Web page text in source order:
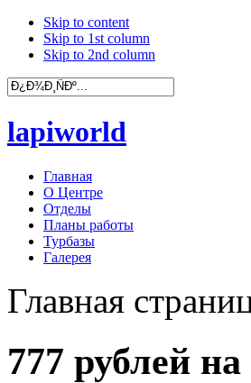
Skip to content
Skip to 1st column
Skip to 2nd column
lapiworld
Главная
О Центре
Отделы
Планы работы
Турбазы
Галерея
Главная
777 рублей